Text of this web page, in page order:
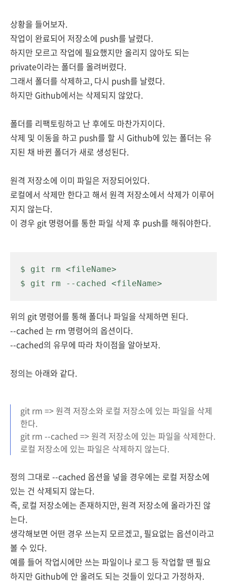
상황을 들어보자.
작업이 완료되어 저장소에 push를 날렸다.
하지만 모르고 작업에 필요했지만 올리지 않아도 되는
private이라는 폴더를 올려버렸다.
그래서 폴더를 삭제하고, 다시 push를 날렸다.
하지만 Github에서는 삭제되지 않았다.
폴더를 리팩토링하고 난 후에도 마찬가지이다.
삭제 및 이동을 하고 push를 할 시 Github에 있는 폴더는 유
지된 채 바뀐 폴더가 새로 생성된다.
원격 저장소에 이미 파일은 저장되어있다.
로컬에서 삭제만 한다고 해서 원격 저장소에서 삭제가 이루어
지지 않는다.
이 경우 git 명령어를 통한 파일 삭제 후 push를 해줘야한다.
$ git rm <fileName>
$ git rm --cached <fileName>
위의 git 명령어를 통해 폴더나 파일을 삭제하면 된다.
--cached 는 rm 명령어의 옵션이다.
--cached의 유무에 따라 차이점을 알아보자.
정의는 아래와 같다.
git rm => 원격 저장소와 로컬 저장소에 있는 파일을 삭제
한다.
git rm --cached => 원격 저장소에 있는 파일을 삭제한다.
로컬 저장소에 있는 파일은 삭제하지 않는다.
정의 그대로 --cached 옵션을 넣을 경우에는 로컬 저장소에
있는 건 삭제되지 않는다.
즉, 로컬 저장소에는 존재하지만, 원격 저장소에 올라가진 않
는다.
생각해보면 어떤 경우 쓰는지 모르겠고, 필요없는 옵션이라고
볼 수 있다.
예를 들어 작업시에만 쓰는 파일이나 로그 등 작업할 땐 필요
하지만 Github에 안 올려도 되는 것들이 있다고 가정하자.